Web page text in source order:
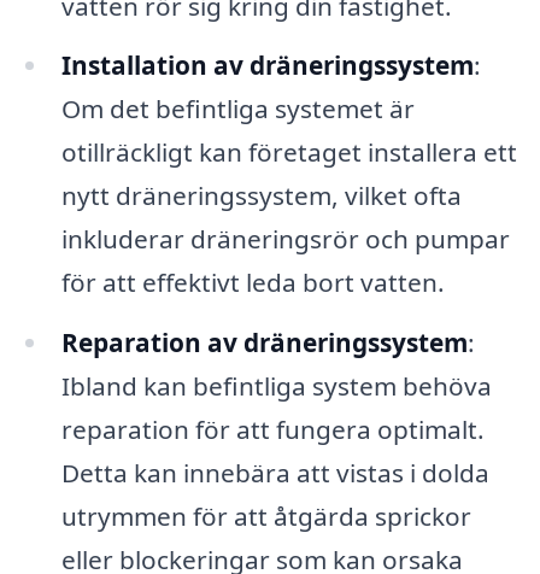
Installation av dräneringssystem:
Om det befintliga systemet är
otillräckligt kan företaget installera ett
nytt dräneringssystem, vilket ofta
inkluderar dräneringsrör och pumpar
för att effektivt leda bort vatten.
Reparation av dräneringssystem:
Ibland kan befintliga system behöva
reparation för att fungera optimalt.
Detta kan innebära att vistas i dolda
utrymmen för att åtgärda sprickor
eller blockeringar som kan orsaka